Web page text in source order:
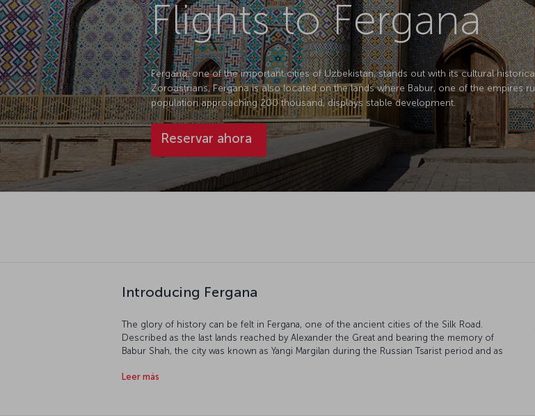
Flights to Fergana
Fergana, one of the important cities of Uzbekistan, stands out with its cultural
Zoroastrians, Fergana is also located on the lands where Babur, one of the empires
population approaching 200 thousand, displays stable development.
Reservar ahora
Introducing Fergana
The glory of history can be felt in Fergana, one of the ancient cities of the Silk Road.
Described as the last lands reached by Alexander the Great and bearing the memory of
Babur Shah, the city was known as Yangi Margilan during the Russian Tsarist period and as
Revolution, is located on the Fergana Valley, which has been the scene of human life since
Leer más